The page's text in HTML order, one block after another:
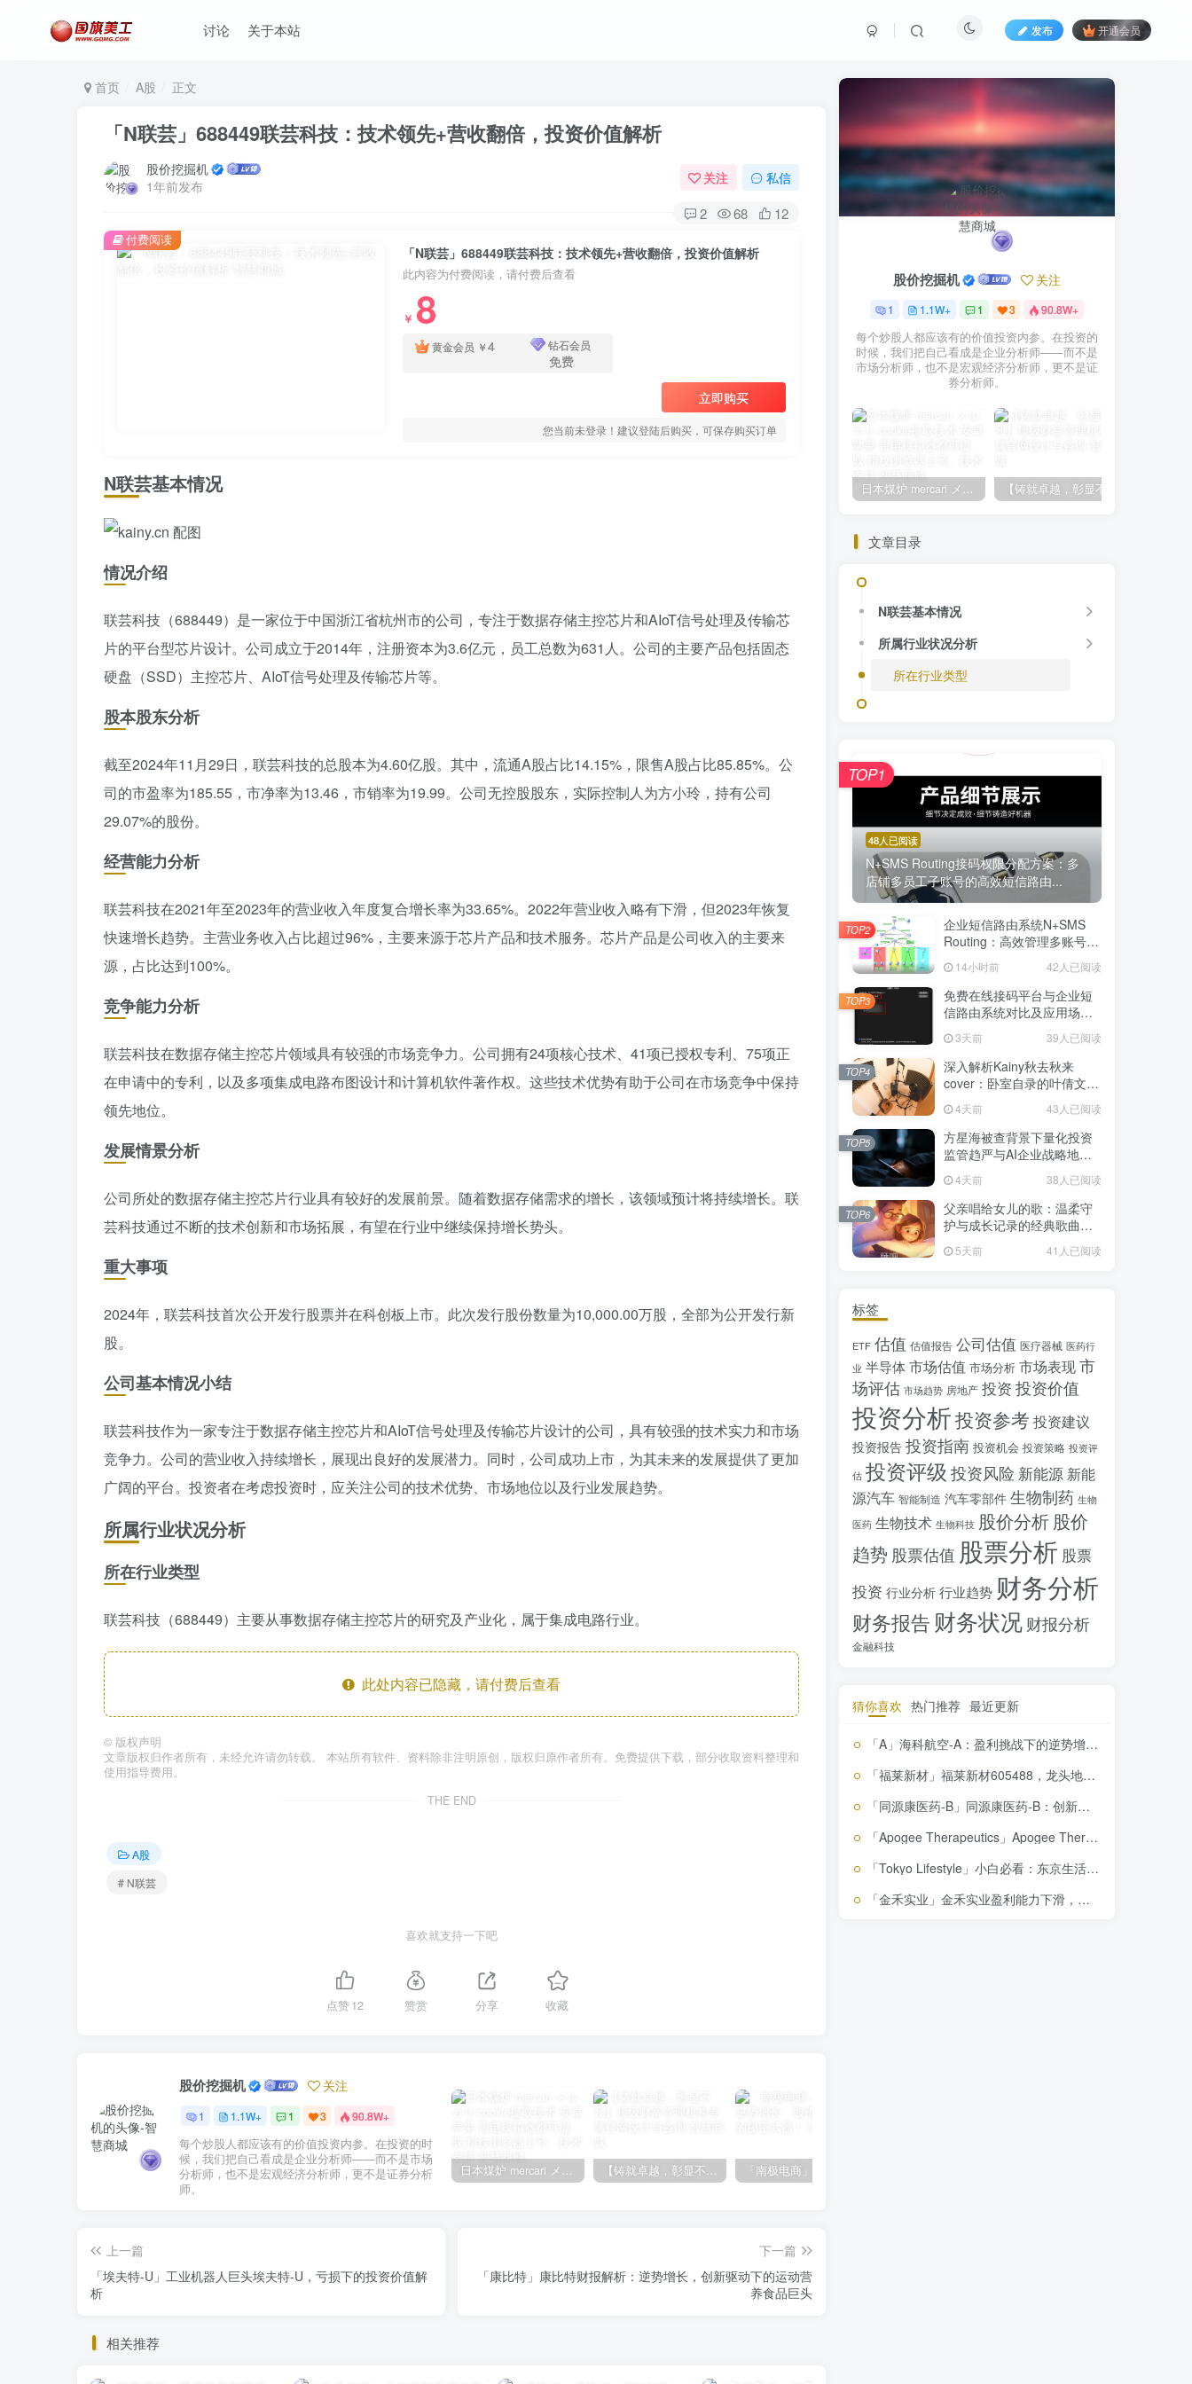
讨论 关于本站 发布 开通会员
首页 A股 正文
「N联芸」688449联芸科技：技术领先+营收翻倍，投资价值解析
股价挖掘机
1年前发布
关注 私信
2 68 12
「N联芸」688449联芸科技：技术领先+营收翻倍，投资价值解析
此内容为付费阅读，请付费后查看
￥ 8
黄金会员 ￥4 钻石会员
免费
立即购买
您当前未登录！建议登陆后购买，可保存购买订单
付费阅读
N联芸基本情况
情况介绍
联芸科技（688449）是一家位于中国浙江省杭州市的公司，专注于数据存储主控芯片和AIoT信号处理及传输芯
片的平台型芯片设计。公司成立于2014年，注册资本为3.6亿元，员工总数为631人。公司的主要产品包括固态
硬盘（SSD）主控芯片、AIoT信号处理及传输芯片等。
股本股东分析
截至2024年11月29日，联芸科技的总股本为4.60亿股。其中，流通A股占比14.15%，限售A股占比85.85%。公
司的市盈率为185.55，市净率为13.46，市销率为19.99。公司无控股股东，实际控制人为方小玲，持有公司
29.07%的股份。
经营能力分析
联芸科技在2021年至2023年的营业收入年度复合增长率为33.65%。2022年营业收入略有下滑，但2023年恢复
快速增长趋势。主营业务收入占比超过96%，主要来源于芯片产品和技术服务。芯片产品是公司收入的主要来
源，占比达到100%。
竞争能力分析
联芸科技在数据存储主控芯片领域具有较强的市场竞争力。公司拥有24项核心技术、41项已授权专利、75项正
在申请中的专利，以及多项集成电路布图设计和计算机软件著作权。这些技术优势有助于公司在市场竞争中保持
领先地位。
发展情景分析
公司所处的数据存储主控芯片行业具有较好的发展前景。随着数据存储需求的增长，该领域预计将持续增长。联
芸科技通过不断的技术创新和市场拓展，有望在行业中继续保持增长势头。
重大事项
2024年，联芸科技首次公开发行股票并在科创板上市。此次发行股份数量为10,000.00万股，全部为公开发行新
股。
公司基本情况小结
联芸科技作为一家专注于数据存储主控芯片和AIoT信号处理及传输芯片设计的公司，具有较强的技术实力和市场
竞争力。公司的营业收入持续增长，展现出良好的发展潜力。同时，公司成功上市，为其未来的发展提供了更加
广阔的平台。投资者在考虑投资时，应关注公司的技术优势、市场地位以及行业发展趋势。
所属行业状况分析
所在行业类型
联芸科技（688449）主要从事数据存储主控芯片的研究及产业化，属于集成电路行业。
此处内容已隐藏，请付费后查看
© 版权声明
文章版权归作者所有，未经允许请勿转载。 本站所有软件、资料除非注明原创，版权归原作者所有。免费提供下载，部分收取资料整理和
使用指导费用。
THE END
A股
# N联芸
喜欢就支持一下吧
点赞12 赞赏 分享 收藏
股价挖掘机 关注
1 1.1W+ 1 3 90.8W+
每个炒股人都应该有的价值投资内参。在投资的时
候，我们把自己看成是企业分析师——而不是市场
分析师，也不是宏观经济分析师，更不是证券分析
师。
日本煤炉 mercari メルカリ cookie提取技术 安卓 苹果 雷电模拟器都可提取,指纹浏览器上号。技术支持 【铸就卓越，彰显不凡】顶级财富管理机构专属官网设计与咨询
上一篇
「埃夫特-U」工业机器人巨头埃夫特-U，亏损下的投资价值解
析
下一篇
「康比特」康比特财报解析：逆势增长，创新驱动下的运动营
养食品巨头
相关推荐
股价挖掘机 关注
1 1.1W+ 1 3 90.8W+
每个炒股人都应该有的价值投资内参。在投资的
时候，我们把自己看成是企业分析师——而不是
市场分析师，也不是宏观经济分析师，更不是证
券分析师。
日本煤炉 mercari メルカリ cookie提取技术 安卓 苹果 雷电模拟器都可提取,指纹浏览器上号。技术支持
文章目录
N联芸基本情况
所属行业状况分析
所在行业类型
48人已阅读
N+SMS Routing接码权限分配方案：多
店铺多员工子账号的高效短信路由...
TOP1
企业短信路由系统N+SMS
Routing：高效管理多账号验
14小时前 42人已阅读
TOP2
免费在线接码平台与企业短
信路由系统对比及应用场景
3天前 39人已阅读
TOP3
深入解析Kainy秋去秋来
cover：卧室自录的叶倩文经
4天前 43人已阅读
TOP4
方星海被查背景下量化投资
监管趋严与AI企业战略地位
4天前 38人已阅读
TOP5
父亲唱给女儿的歌：温柔守
护与成长记录的经典歌曲推
荐 5天前 41人已阅读
TOP6
标签
ETF 估值 估值报告 公司估值 医疗器械 医药行
业 半导体市场估值 市场分析 市场表现市
场评估 市场趋势 房地产 投资 投资价值
投资分析投资参考 投资建议
投资报告 投资指南 投资机会 投资策略 投资评
估 投资评级 投资风险 新能源 新能
源汽车 智能制造 汽车零部件 生物制药 生物
医药 生物技术 生物科技 股价分析 股价
趋势 股票估值 股票分析 股票
投资 行业分析 行业趋势 财务分析
财务报告 财务状况财报分析
金融科技
猜你喜欢 热门推荐 最近更新
「A」海科航空-A：盈利挑战下的逆势增长潜力，投资价值解析
「福莱新材」福莱新材605488，龙头地位稳固，盈利成长双提升，投资价值凸显
「同源康医药-B」同源康医药-B：创新药物研发背后的机遇与挑战
「Apogee Therapeutics」Apogee Therapeutics创新疗法领航，投资价值揭秘，你不看绝对会后悔！
「Tokyo Lifestyle」小白必看：东京生活方式有限公司，美容保健产品零售巨头深度解析
「金禾实业」金禾实业盈利能力下滑，投资价值仍被看好，你不可不知的财务分析！